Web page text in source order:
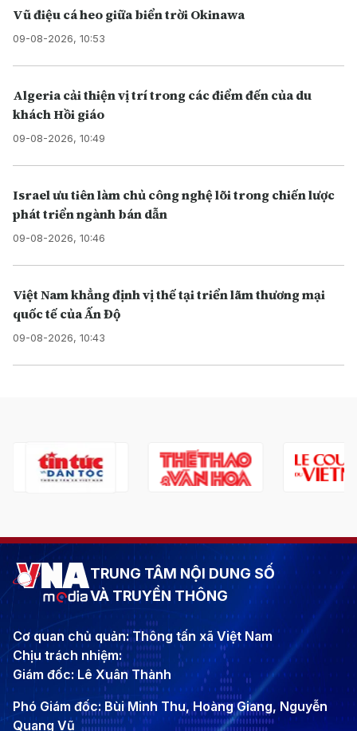
Vũ điệu cá heo giữa biển trời Okinawa
09-08-2026, 10:53
Algeria cải thiện vị trí trong các điểm đến của du
khách Hồi giáo
09-08-2026, 10:49
Israel ưu tiên làm chủ công nghệ lõi trong chiến lược
phát triển ngành bán dẫn
09-08-2026, 10:46
Việt Nam khẳng định vị thế tại triển lãm thương mại
quốc tế của Ấn Độ
09-08-2026, 10:43
TRUNG TÂM NỘI DUNG SỐ
VÀ TRUYỀN THÔNG
Cơ quan chủ quản: Thông tấn xã Việt Nam
Chịu trách nhiệm:
Giám đốc: Lê Xuân Thành
Phó Giám đốc: Bùi Minh Thu, Hoàng Giang, Nguyễn
Quang Vũ